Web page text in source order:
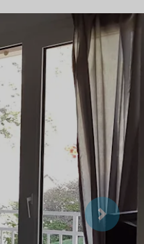
Suivant